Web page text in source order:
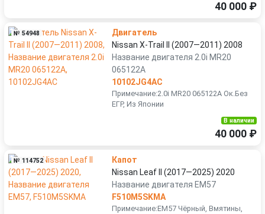
40 000 ₽
№ 54948
Двигатель
Nissan X-Trail II (2007—2011) 2008
Название двигателя 2.0i MR20
065122A
10102JG4AC
Примечание:2.0i MR20 065122A Ок.Без
ЕГР, Из Японии
В наличии
40 000 ₽
№ 114752
Капот
Nissan Leaf II (2017—2025) 2020
Название двигателя EM57
F510M5SKMA
Примечание:EM57 Чёрный, Вмятины,